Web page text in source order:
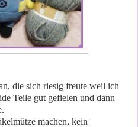
die sich riesig freute weil ich
Teile gut gefielen und dann
machen, kein